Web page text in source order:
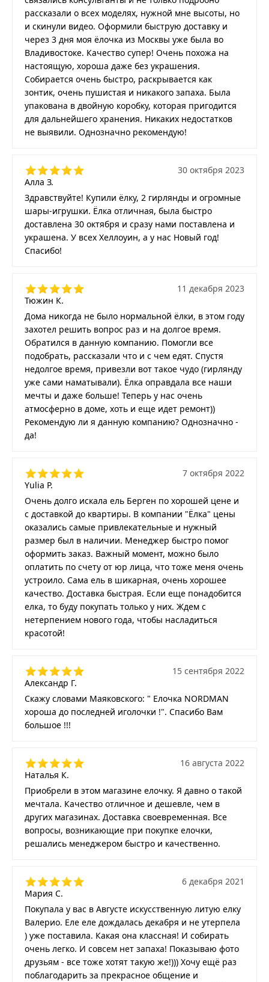
рассказали о всех моделях, нужной мне высоты, но
и скинули видео. Оформили быструю доставку и
через 3 дня моя ёлочка из Москвы уже была во
Владивостоке. Качество супер! Очень похожа на
настоящую, хороша даже без украшения.
Собирается очень быстро, раскрывается как
зонтик, очень пушистая и никакого запаха. Была
упакована в двойную коробку, которая пригодится
для дальнейшего хранения. Никаких недостатков
не выявили. Однозначно рекомендую!
Алла З.
30 октября 2023
Здравствуйте! Купили ёлку, 2 гирлянды и огромные
шары-игрушки. Ёлка отличная, была быстро
доставлена 30 октября и сразу нами поставлена и
украшена. У всех Хеллоуин, а у нас Новый год!
Спасибо!
Тюжин К.
11 декабря 2023
Дома никогда не было нормальной ёлки, в этом году
захотел решить вопрос раз и на долгое время.
Обратился в данную компанию. Помогли все
подобрать, рассказали что и с чем едят. Спустя
недолгое время, привезли вот такое чудо (гирлянду
уже сами наматывали). Ёлка оправдала все наши
мечты и даже больше! Теперь у нас очень
атмосферно в доме, хоть и еще идет ремонт))
Рекомендую ли я данную компанию? Однозначно -
да!
Yulia P.
7 октября 2022
Очень долго искала ель Берген по хорошей цене и
с доставкой до квартиры. В компании "Ёлка" цены
оказались самые привлекательные и нужный
размер был в наличии. Менеджер быстро помог
оформить заказ. Важный момент, можно было
оплатить по счету от юр лица, что тоже меня очень
устроило. Сама ель в шикарная, очень хорошее
качество. Доставка быстрая. Если еще понадобится
елка, то буду покупать только у них. Ждем с
нетерпением нового года, чтобы насладиться
красотой!
Александр Г.
15 сентября 2022
Скажу словами Маяковского: " Елочка NORDMAN
хороша до последней иголочки !". Спасибо Вам
большое !!!
Наталья К.
16 августа 2022
Приобрели в этом магазине елочку. Я давно о такой
мечтала. Качество отличное и дешевле, чем в
других магазинах. Доставка своевременная. Все
вопросы, возникающие при покупке елочки,
решались менеджером быстро и качественно.
Мария С.
6 декабря 2021
Покупала у вас в Августе искусственную литую елку
Валерио. Еле еле дождалась декабря и не утерпела
) уже поставила. Какая она классная! И собирать
очень легко. И совсем нет запаха! Показываю фото
друзьям - все тоже хотят такую же!))) Хочу ещё раз
поблагодарить за прекрасное общение и